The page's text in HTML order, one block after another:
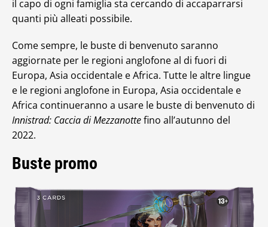
il capo di ogni famiglia sta cercando di accaparrarsi
quanti più alleati possibile.
Come sempre, le buste di benvenuto saranno
aggiornate per le regioni anglofone al di fuori di
Europa, Asia occidentale e Africa. Tutte le altre lingue
e le regioni anglofone in Europa, Asia occidentale e
Africa continueranno a usare le buste di benvenuto di
Innistrad: Caccia di Mezzanottefino all’autunno del
2022.
Buste promo